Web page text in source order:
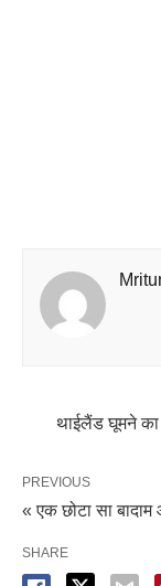
थाईलैंड घूमने का
PREVIOUS
« एक छोटा सा
SHARE